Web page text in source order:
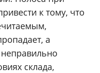
к тому, что
а
склада,